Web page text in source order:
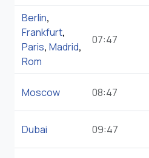
Berlin,
Frankfurt,
Paris, Madrid,
Rom
07:47
Moscow 08:47
Dubai 09:47